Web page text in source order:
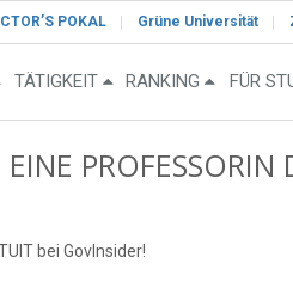
POKAL Grüne Universität
TÄTIGKEIT RANKING FÜR
PROFESSORIN
bei GovInsider!